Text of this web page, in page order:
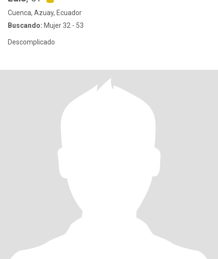
Cuenca, Azuay, Ecuador
Buscando: Mujer 32 - 53
Descomplicado